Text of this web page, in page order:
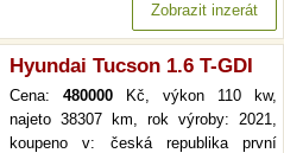
Zobrazit inzerát
Hyundai Tucson 1.6 T-GDI
Cena: 480000 Kč, výkon 110 kw,
najeto 38307 km, rok výroby: 2021,
koupeno v: česká republika první